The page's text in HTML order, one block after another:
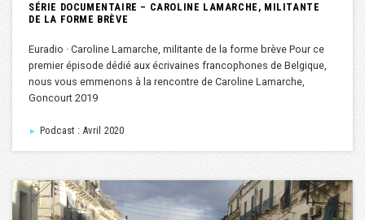
SÉRIE DOCUMENTAIRE – CAROLINE LAMARCHE, MILITANTE
DE LA FORME BRÈVE
Euradio · Caroline Lamarche, militante de la forme brève Pour ce
premier épisode dédié aux écrivaines francophones de Belgique,
nous vous emmenons à la rencontre de Caroline Lamarche,
Goncourt 2019
► Podcast : Avril 2020